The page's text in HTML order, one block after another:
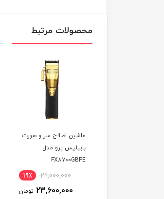
محصولات مرتبط
ماشین اصلاح سر و صورت
بابیلیس پرو مدل
FX8700GBPE
29,000,000 19٪
23,600,000 تومان